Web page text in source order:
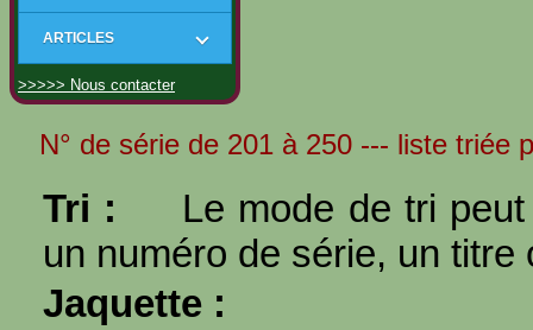
ARTICLES
>>>>> Nous contacter
N° de série de 201 à 250 --- liste triée
Tri :
Le mode de tri
un numéro de série, un titre
Jaquette :